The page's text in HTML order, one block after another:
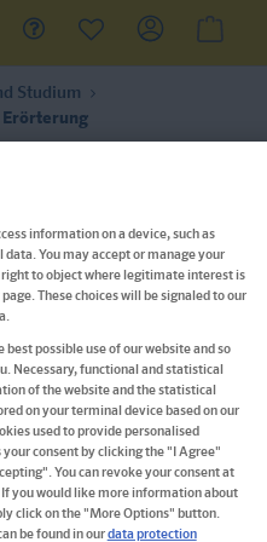
Studium
Erörterung
information on a device, such as
data. You may accept or manage your
to object where legitimate interest is
These choices will be signaled to our
possible use of our website and so
Necessary, functional and statistical
of the website and the statistical
on your terminal device based on our
used to provide personalised
consent by clicking the "I Agree"
You can revoke your consent at
you would like more information about
click on the "More Options" button.
be found in ourdata protection